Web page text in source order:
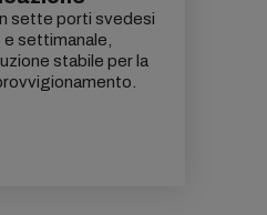
sette porti svedesi
settimanale,
stabile per la